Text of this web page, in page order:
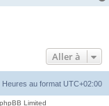
Aller à
Heures au format UTC+02:00
Limited